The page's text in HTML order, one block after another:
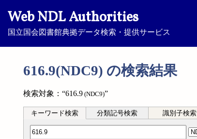
Web NDL Authorities
国立国会図書館典拠データ検索・提供サービス
616.9(NDC9) の検索結果
検索対象：“616.9 (NDC9)”
キーワード検索 分類記号検索 識別子検索
分類記号検索